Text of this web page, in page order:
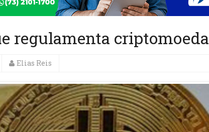
regulamenta criptomoeda
Elias Reis